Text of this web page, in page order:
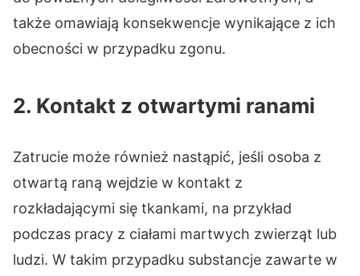
także omawiają konsekwencje wynikające z ich
obecności w przypadku zgonu.
2. Kontakt z otwartymi ranami
Zatrucie może również nastąpić, jeśli osoba z
otwartą raną wejdzie w kontakt z
rozkładającymi się tkankami, na przykład
podczas pracy z ciałami martwych zwierząt lub
ludzi. W takim przypadku substancje zawarte w